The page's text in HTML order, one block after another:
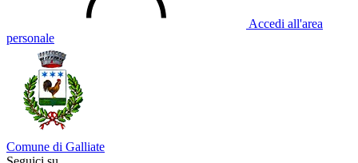
Accedi all'area
personale
Comune di Galliate